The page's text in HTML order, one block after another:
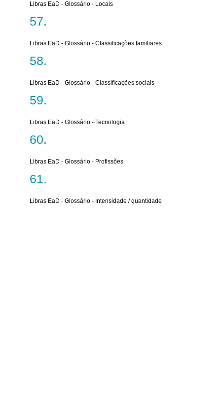
Libras EaD - Glossário - Locais
Libras EaD - Glossário - Classificações familiares
Libras EaD - Glossário - Classificações sociais
Libras EaD - Glossário - Tecnologia
Libras EaD - Glossário - Profissões
Libras EaD - Glossário - Intensidade / quantidade